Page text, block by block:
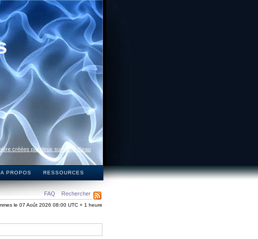
créées par deux surfaces d’eau
A PROPOS RESSOURCES
FAQ Rechercher
le 07 Août 2026 08:00 UTC + 1 heure